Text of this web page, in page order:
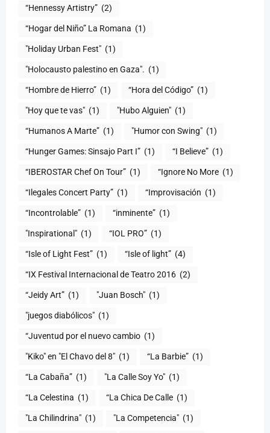
“Hennessy Artistry” (2)
“Hogar del Niño” La Romana (1)
(1)
"Holocausto palestino en Gaza". (1)
“Hombre de Hierro” (1) (1)
"Hoy que te vas" (1) "Hubo Alguien" (1)
“Humanos A Marte” (1) "Humor con Swing" (1)
(1) “I Believe” (1)
“IBEROSTAR Chef On Tour” (1) “Ignore No More (1)
“Ilegales Concert Party” (1) “Improvisación (1)
“Incontrolable” (1) “inminente” (1)
"Inspirational" (1) “IOL PRO” (1)
“Isle of Light Fest” (1) “Isle of light” (4)
“IX Festival Internacional de Teatro 2016 (2)
“Jeidy Art” (1) "Juan Bosch" (1)
"juegos diabólicos" (1)
“Juventud por el nuevo cambio (1)
"Kiko" en "El Chavo del 8" (1) “La Barbie” (1)
“La Cabaña” (1) "La Calle Soy Yo" (1)
“La Celestina (1) “La Chica De Calle (1)
"La Chilindrina" (1) "La Competencia" (1)